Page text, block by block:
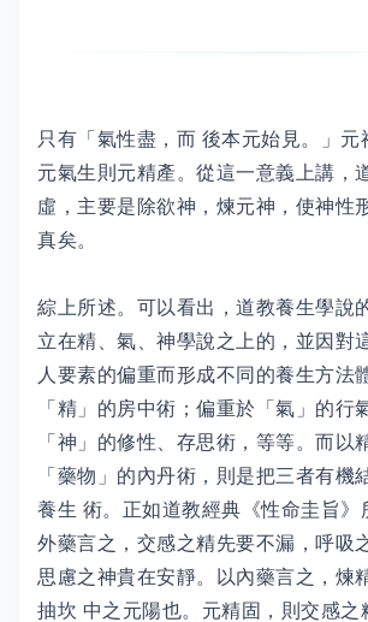
只有「氣性盡，而 後本元始見。」元
元氣生則元精產。從這一意義上講，
虛，主要是除欲神，煉元神，使神性
真矣。
綜上所述。可以看出，道教養生學說
立在精、氣、神學說之上的，並因對
人要素的偏重而形成不同的養生方法
「精」的房中術；偏重於「氣」的行
「神」的修性、存思術，等等。而以
「藥物」的內丹術，則是把三者有機
養生 術。正如道教經典《性命圭旨》
外藥言之，交感之精先要不漏，呼吸
思慮之神貴在安靜。以內藥言之，煉
抽坎 中之元陽也。元精固，則交感之